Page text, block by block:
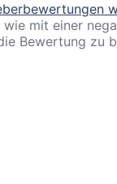
mit einer
Bewertung zu